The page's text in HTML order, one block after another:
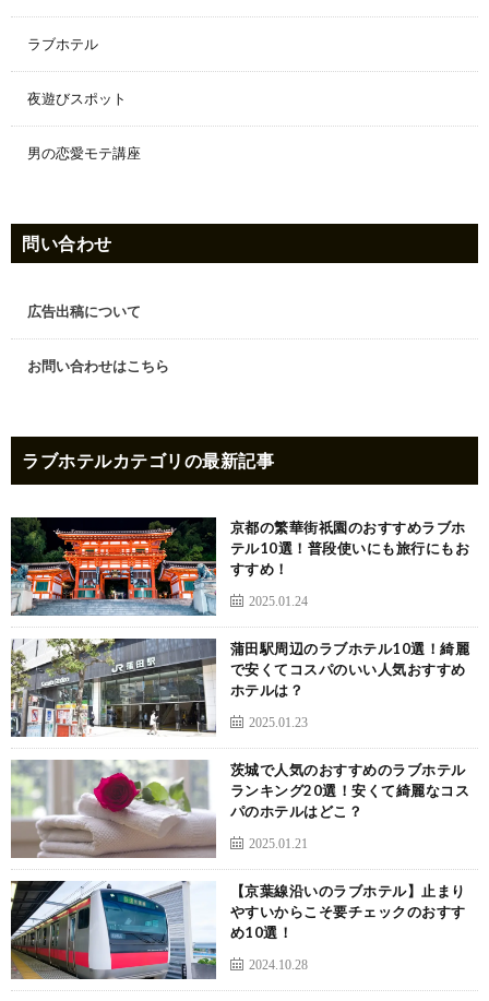
ラブホテル
夜遊びスポット
男の恋愛モテ講座
問い合わせ
広告出稿について
お問い合わせはこちら
ラブホテルカテゴリの最新記事
京都の繁華街祇園のおすすめラブホ
テル10選！普段使いにも旅行にもお
すすめ！
2025.01.24
蒲田駅周辺のラブホテル10選！綺麗
で安くてコスパのいい人気おすすめ
ホテルは？
2025.01.23
茨城で人気のおすすめのラブホテル
ランキング20選！安くて綺麗なコス
パのホテルはどこ？
2025.01.21
【京葉線沿いのラブホテル】止まり
やすいからこそ要チェックのおすす
め10選！
2024.10.28